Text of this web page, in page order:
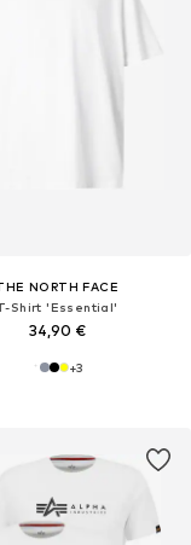
NORTH FACE
Shirt 'Essential'
34,90 €
+3